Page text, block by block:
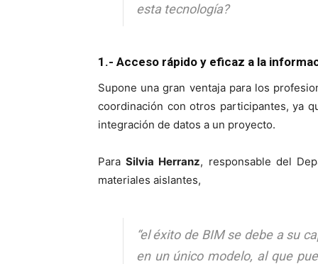
esta tecnología?
1.- Acceso rápido y eficaz a la
Supone una gran ventaja para los
coordinación con otros participantes, ya
integración de datos a un proyecto.
ParaSilvia Herranz, responsable del
materiales aislantes,
“el éxito de BIM se debe a su
en un único modelo, al que